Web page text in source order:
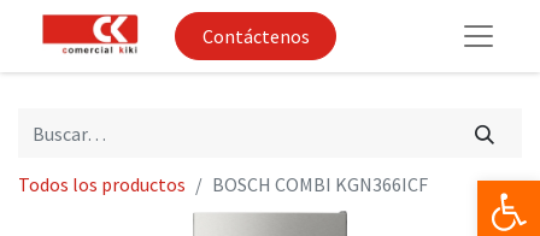
Contáctenos
Todos los productos BOSCH COMBI KGN366ICF